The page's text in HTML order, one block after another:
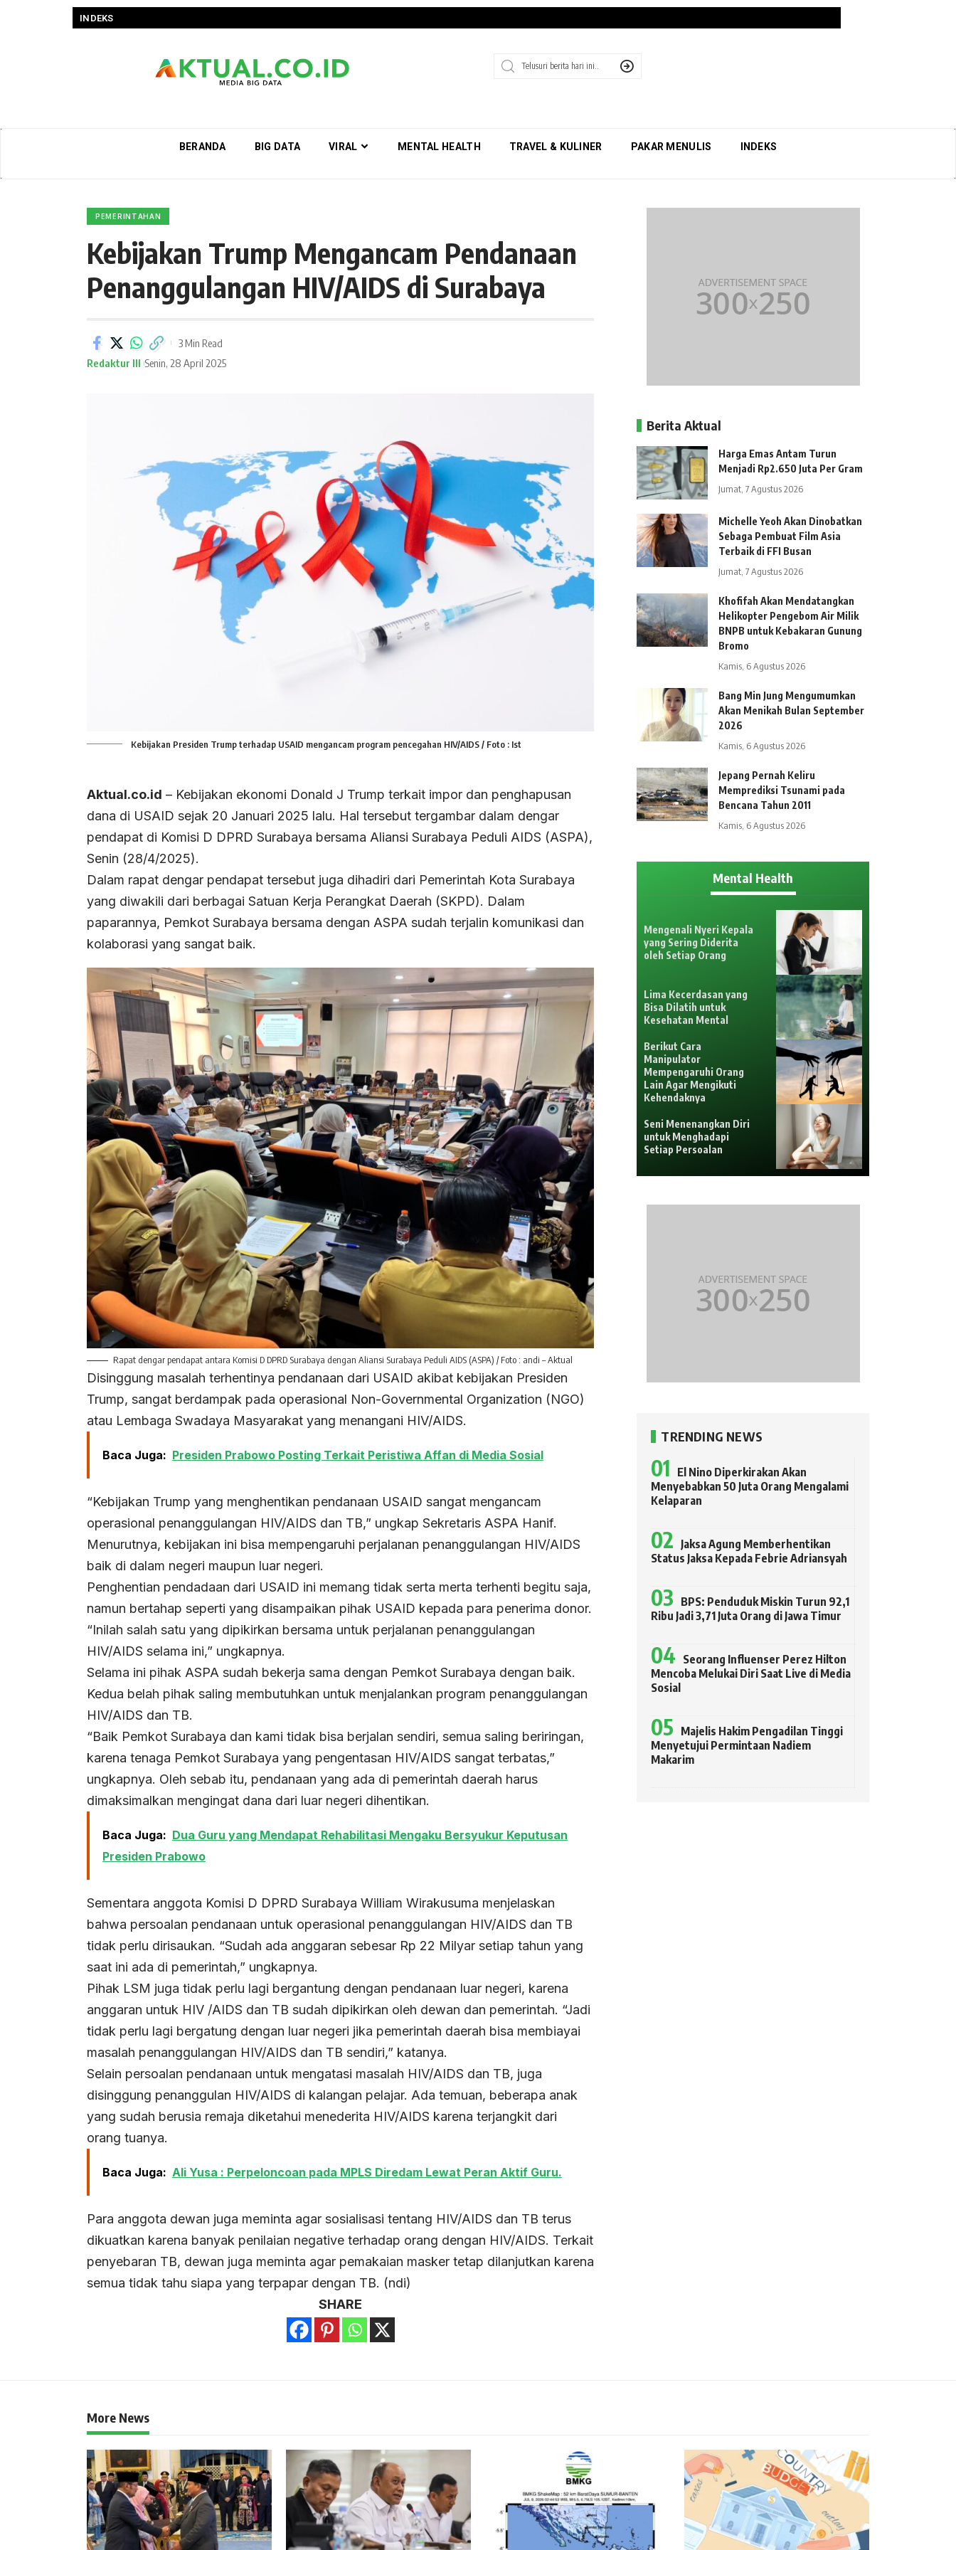
INDEKS
BERANDA BIG DATA VIRAL MENTAL HEALTH TRAVEL & KULINER PAKAR MENULIS INDEKS
PEMERINTAHAN
Kebijakan Trump Mengancam Pendanaan
Penanggulangan HIV/AIDS di Surabaya
Redaktur III Senin, 28 April 2025
3 Min Read
Kebijakan Presiden Trump terhadap USAID mengancam program pencegahan HIV/AIDS / Foto : Ist
Aktual.co.id – Kebijakan ekonomi Donald J Trump terkait impor dan penghapusan
dana di USAID sejak 20 Januari 2025 lalu. Hal tersebut tergambar dalam dengar
pendapat di Komisi D DPRD Surabaya bersama Aliansi Surabaya Peduli AIDS (ASPA),
Senin (28/4/2025).
Dalam rapat dengar pendapat tersebut juga dihadiri dari Pemerintah Kota Surabaya
yang diwakili dari berbagai Satuan Kerja Perangkat Daerah (SKPD). Dalam
paparannya, Pemkot Surabaya bersama dengan ASPA sudah terjalin komunikasi dan
kolaborasi yang sangat baik.
Rapat dengar pendapat antara Komisi D DPRD Surabaya dengan Aliansi Surabaya Peduli AIDS (ASPA) / Foto : andi – Aktual
Disinggung masalah terhentinya pendanaan dari USAID akibat kebijakan Presiden
Trump, sangat berdampak pada operasional Non-Governmental Organization (NGO)
atau Lembaga Swadaya Masyarakat yang menangani HIV/AIDS.
Baca Juga: Presiden Prabowo Posting Terkait Peristiwa Affan di Media Sosial
“Kebijakan Trump yang menghentikan pendanaan USAID sangat mengancam
operasional penanggulangan HIV/AIDS dan TB,” ungkap Sekretaris ASPA Hanif.
Menurutnya, kebijakan ini bisa mempengaruhi perjalanan penanggulangan HIV/AIDS
baik di dalam negeri maupun luar negeri.
Penghentian pendadaan dari USAID ini memang tidak serta merta terhenti begitu saja,
namun bertahap seperti yang disampaikan pihak USAID kepada para penerima donor.
“Inilah salah satu yang dipikirkan bersama untuk perjalanan penanggulangan
HIV/AIDS selama ini,” ungkapnya.
Selama ini pihak ASPA sudah bekerja sama dengan Pemkot Surabaya dengan baik.
Kedua belah pihak saling membutuhkan untuk menjalankan program penanggulangan
HIV/AIDS dan TB.
“Baik Pemkot Surabaya dan kami tidak bisa berjalan sendiri, semua saling beriringan,
karena tenaga Pemkot Surabaya yang pengentasan HIV/AIDS sangat terbatas,”
ungkapnya. Oleh sebab itu, pendanaan yang ada di pemerintah daerah harus
dimaksimalkan mengingat dana dari luar negeri dihentikan.
Baca Juga: Dua Guru yang Mendapat Rehabilitasi Mengaku Bersyukur Keputusan
Presiden Prabowo
Sementara anggota Komisi D DPRD Surabaya William Wirakusuma menjelaskan
bahwa persoalan pendanaan untuk operasional penanggulangan HIV/AIDS dan TB
tidak perlu dirisaukan. “Sudah ada anggaran sebesar Rp 22 Milyar setiap tahun yang
saat ini ada di pemerintah,” ungkapnya.
Pihak LSM juga tidak perlu lagi bergantung dengan pendanaan luar negeri, karena
anggaran untuk HIV /AIDS dan TB sudah dipikirkan oleh dewan dan pemerintah. “Jadi
tidak perlu lagi bergatung dengan luar negeri jika pemerintah daerah bisa membiayai
masalah penanggulangan HIV/AIDS dan TB sendiri,” katanya.
Selain persoalan pendanaan untuk mengatasi masalah HIV/AIDS dan TB, juga
disinggung penanggulan HIV/AIDS di kalangan pelajar. Ada temuan, beberapa anak
yang sudah berusia remaja diketahui menederita HIV/AIDS karena terjangkit dari
orang tuanya.
Baca Juga: Ali Yusa : Perpeloncoan pada MPLS Diredam Lewat Peran Aktif Guru.
Para anggota dewan juga meminta agar sosialisasi tentang HIV/AIDS dan TB terus
dikuatkan karena banyak penilaian negative terhadap orang dengan HIV/AIDS. Terkait
penyebaran TB, dewan juga meminta agar pemakaian masker tetap dilanjutkan karena
semua tidak tahu siapa yang terpapar dengan TB. (ndi)
SHARE
Berita Aktual
Harga Emas Antam Turun
Menjadi Rp2.650 Juta Per Gram
Jumat, 7 Agustus 2026
Michelle Yeoh Akan Dinobatkan
Sebaga Pembuat Film Asia
Terbaik di FFI Busan
Jumat, 7 Agustus 2026
Khofifah Akan Mendatangkan
Helikopter Pengebom Air Milik
BNPB untuk Kebakaran Gunung
Bromo
Kamis, 6 Agustus 2026
Bang Min Jung Mengumumkan
Akan Menikah Bulan September
2026
Kamis, 6 Agustus 2026
Jepang Pernah Keliru
Memprediksi Tsunami pada
Bencana Tahun 2011
Kamis, 6 Agustus 2026
Mental Health
Mengenali Nyeri Kepala
yang Sering Diderita
oleh Setiap Orang
Lima Kecerdasan yang
Bisa Dilatih untuk
Kesehatan Mental
Berikut Cara
Manipulator
Mempengaruhi Orang
Lain Agar Mengikuti
Kehendaknya
Seni Menenangkan Diri
untuk Menghadapi
Setiap Persoalan
TRENDING NEWS
El Nino Diperkirakan Akan
Menyebabkan 50 Juta Orang Mengalami
Kelaparan
Jaksa Agung Memberhentikan
Status Jaksa Kepada Febrie Adriansyah
BPS: Penduduk Miskin Turun 92,1
Ribu Jadi 3,71 Juta Orang di Jawa Timur
Seorang Influenser Perez Hilton
Mencoba Melukai Diri Saat Live di Media
Sosial
Majelis Hakim Pengadilan Tinggi
Menyetujui Permintaan Nadiem
Makarim
More News